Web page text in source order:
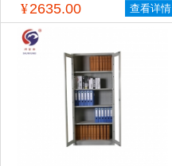
¥2635.00 查看详情